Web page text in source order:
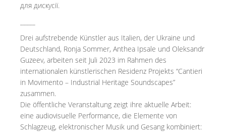
для дискусії.
Drei aufstrebende Künstler aus Italien, der Ukraine und
Deutschland, Ronja Sommer, Anthea Ipsale und Oleksandr
Guzeev, arbeiten seit Juli 2023 im Rahmen des
internationalen künstlerischen Residenz Projekts “Cantieri
in Movimento – Industrial Heritage Soundscapes”
zusammen.
Die öffentliche Veranstaltung zeigt ihre aktuelle Arbeit:
eine audiovisuelle Performance, die Elemente von
Schlagzeug, elektronischer Musik und Gesang kombiniert: